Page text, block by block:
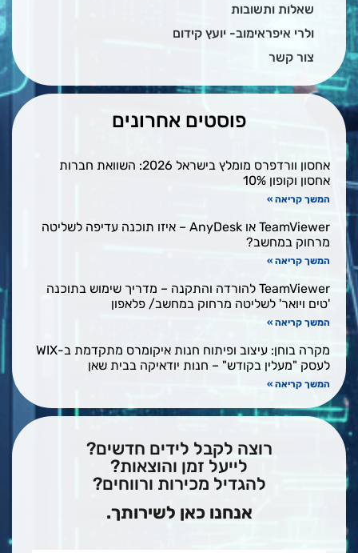
שאלות ותשובות
ולרי איפראימוב- יועץ קידום
צור קשר
פוסטים אחרונים
אחסון וורדפרס מומלץ בישראל 2026: השוואת חברות
אחסון וקופון 10%
המשך קריאה »
TeamViewer או AnyDesk – איזו תוכנה עדיפה לשליטה
מרחוק במחשב?
המשך קריאה »
TeamViewer להורדה והתקנה – מדריך שימוש בתוכנה
'טים ויואר' לשליטה מרחוק במחשב/ פלאפון
המשך קריאה »
מקרה בוחן: עיצוב ופיתוח חנות איקומרס מתקדמת ב-WIX
לעסק "מעלין בקודש" – חנות יודאיקה בבית שאן
המשך קריאה »
רוצה לקבל לידים חדשים?
לייעל זמן והוצאות?
להגדיל מכירות ורווחים?
אנחנו כאן לשירותך.